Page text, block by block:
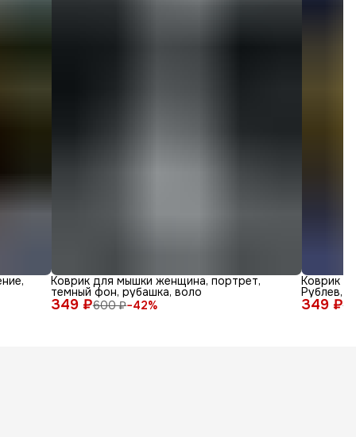
349 ₽600 ₽−42%
Коврик для мышки женщина, портрет,
темный фон, рубашка, воло
349 ₽
Коврик
Рублев,